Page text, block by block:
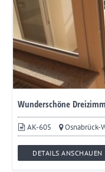
Wunderschöne
AK-605 Osnabrück-
DETAILS ANSCHAUEN